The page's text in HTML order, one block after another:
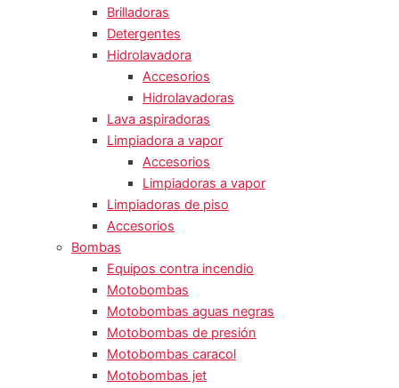
Brilladoras
Detergentes
Hidrolavadora
Accesorios
Hidrolavadoras
Lava aspiradoras
Limpiadora a vapor
Accesorios
Limpiadoras a vapor
Limpiadoras de piso
Accesorios
Bombas
Equipos contra incendio
Motobombas
Motobombas aguas negras
Motobombas de presión
Motobombas caracol
Motobombas jet